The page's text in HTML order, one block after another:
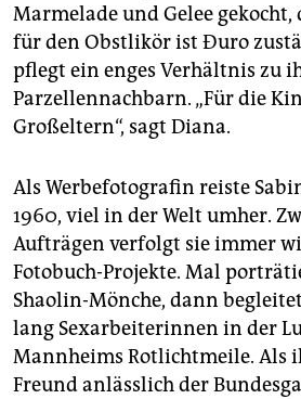
Marmelade und Gelee gekocht,
für den Obstlikör ist Ðuro
pflegt ein enges Verhältnis zu
Parzellennachbarn. „Für die
Großeltern“, sagt Diana.
Als Werbefotografin reiste
1960, viel in der Welt umher.
Aufträgen verfolgt sie immer
Fotobuch-Projekte. Mal
Shaolin-Mönche, dann
lang Sexarbeiterinnen in der
Mannheims Rotlichtmeile. Als
Freund anlässlich der